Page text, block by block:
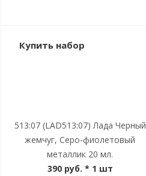
Купить набор
513:07 (LAD513:07) Лада Черный
жемчуг, Серо-фиолетовый
металлик 20 мл.
390 руб. * 1 шт